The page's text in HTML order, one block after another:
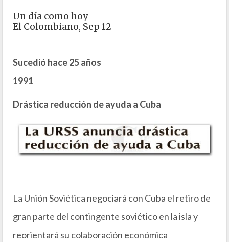
Un día como hoy
El Colombiano, Sep 12
Sucedió hace 25 años
1991
Drástica reducción de ayuda a Cuba
La Unión Soviética negociará con Cuba el retiro de
gran parte del contingente soviético en la isla y
reorientará su colaboración económica